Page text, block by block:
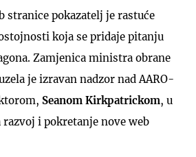
stranice pokazatelj je rastuće
koja se pridaje pitanju
Zamjenica ministra obrane
je izravan nadzor nad AARO-
Seanom Kirkpatrickom, u
razvoj i pokretanje nove web